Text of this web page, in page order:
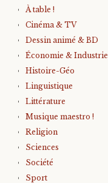
À table !
Cinéma & TV
Dessin animé & BD
Économie & Industrie
Histoire-Géo
Linguistique
Littérature
Musique maestro !
Religion
Sciences
Société
Sport